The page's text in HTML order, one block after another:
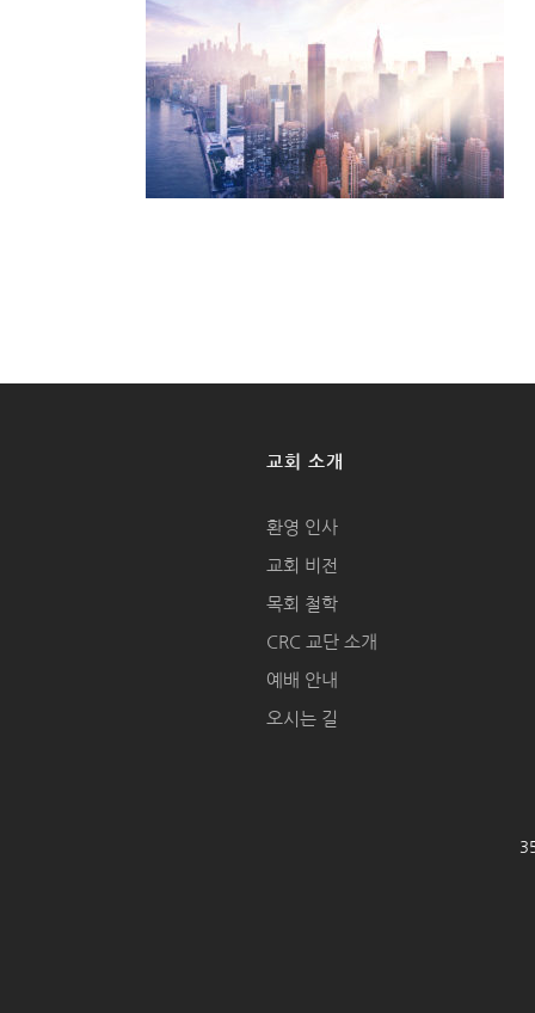
교회 소개
환영 인사
교회 비전
목회 철학
CRC 교단 소개
예배 안내
오시는 길